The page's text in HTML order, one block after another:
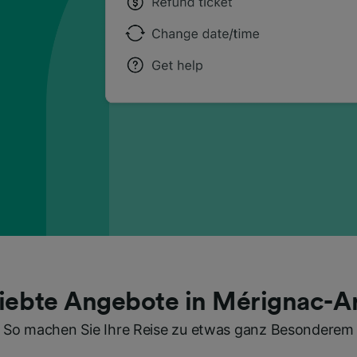
Angebote in Mérignac-
So machen Sie Ihre Reise zu etwas ganz Besonderem